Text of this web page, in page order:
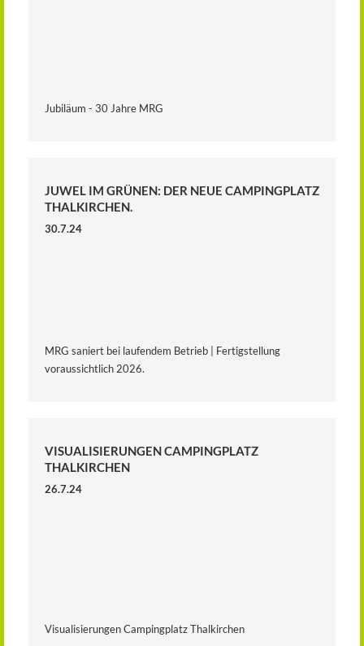
Jubiläum - 30 Jahre MRG
JUWEL IM GRÜNEN: DER NEUE CAMPINGPLATZ
THALKIRCHEN.
30.7.24
MRG saniert bei laufendem Betrieb | Fertigstellung
voraussichtlich 2026.
VISUALISIERUNGEN CAMPINGPLATZ
THALKIRCHEN
26.7.24
Visualisierungen Campingplatz Thalkirchen